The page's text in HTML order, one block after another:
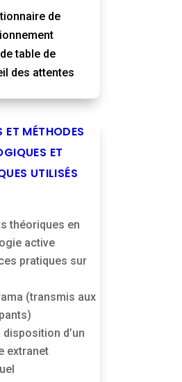
de
table de
des attentes
ET MÉTHODES
ET
UTILISÉS
théoriques en
active
pratiques sur
(transmis aux
disposition d’un
extranet